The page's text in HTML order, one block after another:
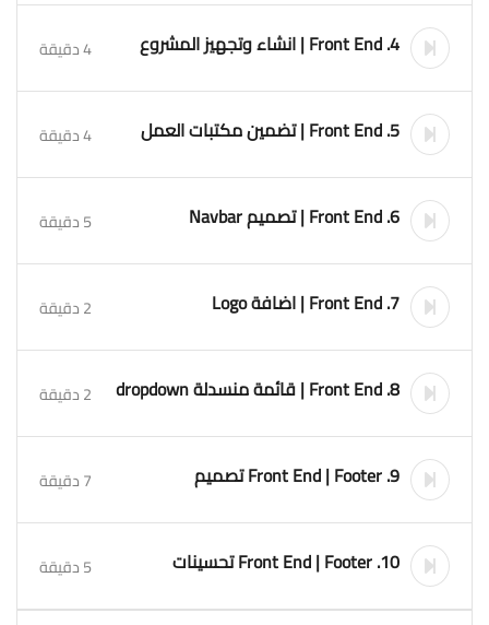
4. Front End | انشاء وتجهيز المشروع 4 دقيقة
5. Front End | تضمين مكتبات العمل 4 دقيقة
6. Front End | تصميم Navbar 5 دقيقة
7. Front End | اضافة Logo 2 دقيقة
8. Front End | قائمة منسدلة dropdown 2 دقيقة
9. Front End | Footer تصميم 7 دقيقة
10. Front End | Footer تحسينات 5 دقيقة